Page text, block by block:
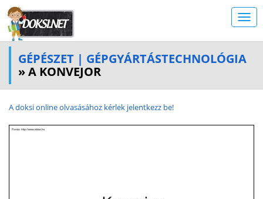
GÉPÉSZET | GÉPGYÁRTÁSTECHNOLÓGIA
» A KONVEJOR
A doksi online olvasásához kérlek jelentkezz be!